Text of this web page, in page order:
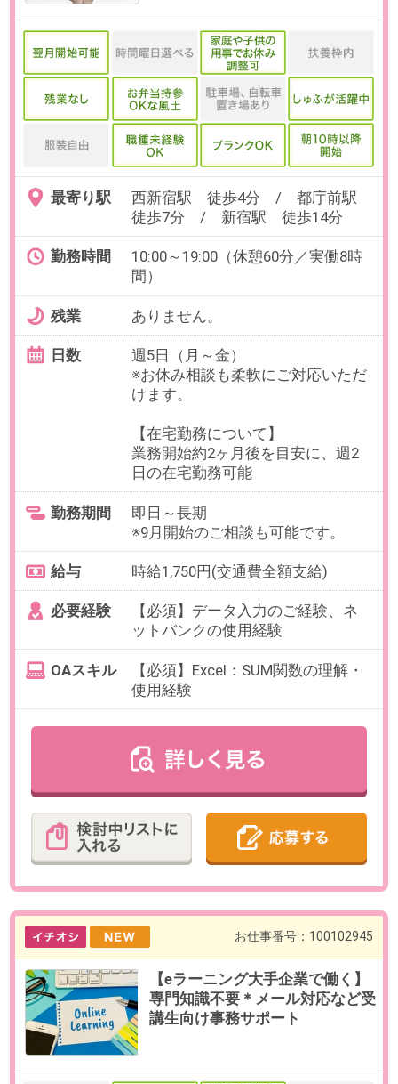
最寄り駅
新宿駅 徒歩7分 / 西武新宿駅
徒歩5分 / 新宿西口駅 徒歩3分
9:00～18:00の中で、実働6時間～8
時間でお選びいただけます。
【例】9:00～16:00、10:00～
17:00（各休憩60分）など
残業 ありません。
日数 週5日（月～金）
※お休み相談も柔軟にご対応いただ
けます。
給与
時給1,800円 （交通費1,000円 / 日ま
で支給）
【必須】外部とのメールのやりと
り含む事務経験
ゼロから組むことはございませ
お仕事番号：100103046
急募！【フルリモート×時給2000
円】採用チームリーダー＠DX支
援のITサービス
最寄り駅 都庁前駅 徒歩5分 / 西新宿駅
徒歩8分 / 新宿駅 徒歩13分
選びいただけます。
【例】9:30～17:30、10:00～
18:00（各休憩60分）など
※10:00～17:30の就業は必須となり
ます。
残業 ありません。
日数
週5日（月～金）
※お休み相談も柔軟にご対応いただ
けます。
【在宅勤務について】初日のみ出